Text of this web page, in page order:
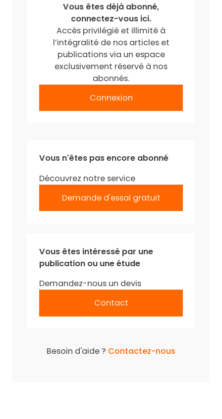
Vous êtes déjà abonné,
connectez-vous ici.
Accès privilégié et illimité à
l’intégralité de nos articles et
publications via un espace
exclusivement réservé à nos
abonnés.
Connexion
Vous n'êtes pas encore abonné
Découvrez notre service
Demande d'essai gratuit
Vous êtes intéressé par une
publication ou une étude
Demandez-nous un devis
Contact
Besoin d'aide ? Contactez-nous